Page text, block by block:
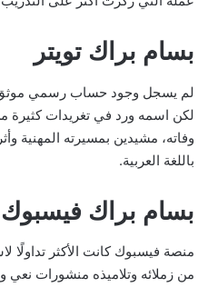
بسام براك تويتر
لم يسجل وجود حساب رسمي موثق
لكن اسمه ورد في تغريدات كثيرة
وفاته، مشيدين بمسيرته المهنية
باللغة العربية.
بسام براك فيسبوك
منصة فيسبوك كانت الأكثر تداولًا
من زملائه وتلاميذه منشورات